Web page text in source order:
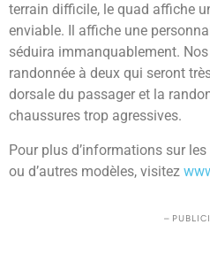
terrain difficile, le quad affiche
enviable. Il affiche une
séduira immanquablement.
randonnée à deux qui seront
dorsale du passager et la
chaussures trop agressives.
Pour plus d’informations sur
ou d’autres modèles, visitez
–